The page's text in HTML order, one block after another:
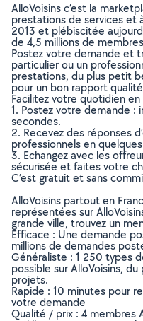
AlloVoisins c’est la
prestations de services et
2013 et plébiscitée
de 4,5 millions de
Postez votre demande et
particulier ou un
prestations, du plus petit
pour un bon rapport
Facilitez votre quotidien
1. Postez votre demande :
secondes.
2. Recevez des réponses
professionnels en
3. Echangez avec les
sécurisée et faites votre
C’est gratuit et sans
AlloVoisins partout en
représentées sur
grande ville, trouvez un
Efficace : Une demande
millions de demandes
Généraliste : 1 250 types
possible sur AlloVoisins,
projets.
Rapide : 10 minutes pour
votre demande
Qualité / prix : 4 membres